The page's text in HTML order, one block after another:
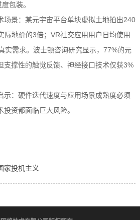
包装。
场景：某元宇宙平台单块虚拟土地拍出240
际地价的3倍；VR社交应用用户日均使用
实需求。波士顿咨询研究显示，77%的元
支撑性的触觉反馈、神经接口技术仅获3%
示：硬件迭代速度与应用场景成熟度必须
资都面临巨大风险。
家投机主义